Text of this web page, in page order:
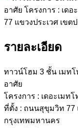
รายละเอียด
ทาวน์โฮม 3 ชั้น เมท
อาศัย
โครงการ : เดอะเมท
ที่ตั้ง : ถนนสุขุมวิท 77
กรุงเทพมหานคร